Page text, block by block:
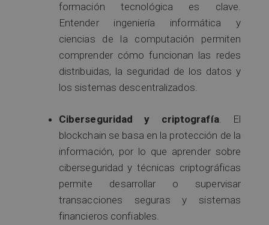
formación tecnológica es clave.
Entender ingeniería informática y
ciencias de la computación permiten
comprender cómo funcionan las redes
distribuidas, la seguridad de los datos y
los sistemas descentralizados.
Ciberseguridad y criptografía. El
blockchain se basa en la protección de la
información, por lo que aprender sobre
ciberseguridad y técnicas criptográficas
permite desarrollar o supervisar
transacciones seguras y sistemas
financieros confiables.